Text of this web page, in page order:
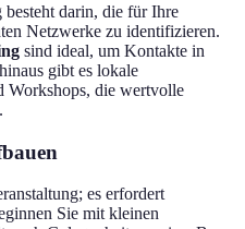
darin, die für Ihre
Netzwerke zu identifizieren.
sind ideal, um Kontakte in
gibt es lokale
Workshops, die wertvolle
es erfordert
Sie mit kleinen